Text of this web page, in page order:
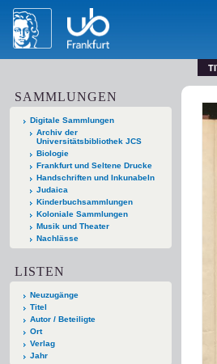
SAMMLUNGEN
Digitale Sammlungen
Archiv der
Universitätsbibliothek JCS
Biologie
Frankfurt und Seltene Drucke
Handschriften und Inkunabeln
Judaica
Kinderbuchsammlungen
Koloniale Sammlungen
Musik und Theater
Nachlässe
LISTEN
Neuzugänge
Titel
Autor / Beteiligte
Ort
Verlag
Jahr